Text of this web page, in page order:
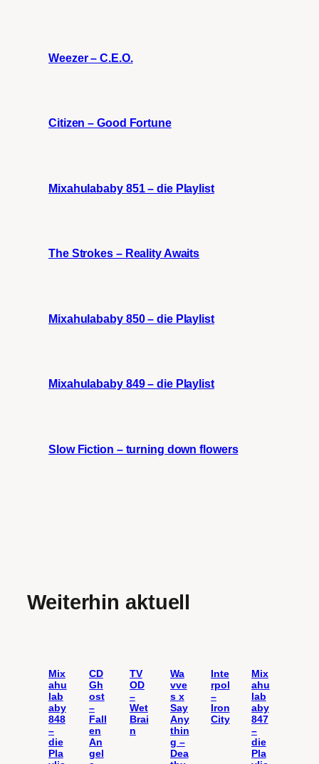
Weezer – C.E.O.
Citizen – Good Fortune
Mixahulababy 851 – die Playlist
The Strokes – Reality Awaits
Mixahulababy 850 – die Playlist
Mixahulababy 849 – die Playlist
Slow Fiction – turning down flowers
Weiterhin aktuell
Mix
ahu
lab
aby
848
–
die
Pla
CD
Gh
ost
–
Fall
en
An
gel
TV
OD
–
Wet
Brai
n
Wa
vve
s x
Say
Any
thin
g –
Dea
Inte
rpol
–
Iron
City
Mix
ahu
lab
aby
847
–
die
Pla